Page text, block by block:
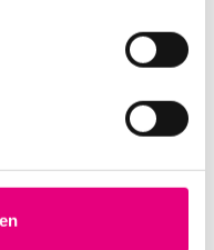
vom Montag, 17.
hat sich BASF